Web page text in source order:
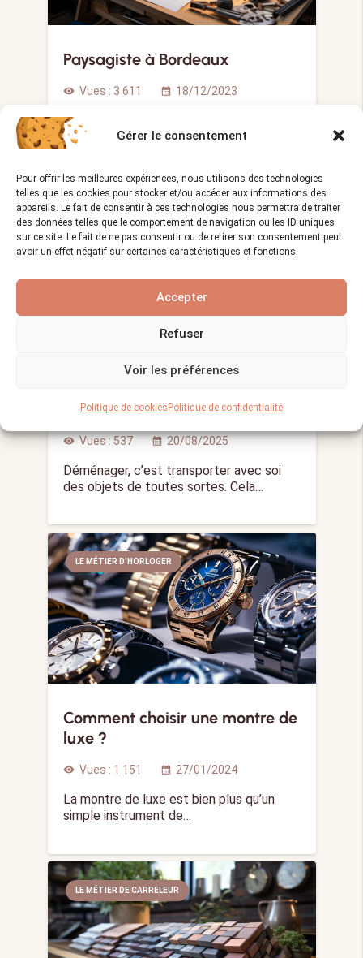
Gérer le consentement
Pour offrir les meilleures expériences, nous utilisons des technologies
telles que les cookies pour stocker et/ou accéder aux informations des
appareils. Le fait de consentir à ces technologies nous permettra de traiter
des données telles que le comportement de navigation ou les ID uniques
sur ce site. Le fait de ne pas consentir ou de retirer son consentement peut
avoir un effet négatif sur certaines caractéristiques et fonctions.
Accepter
Refuser
Voir les préférences
Politique de cookiesPolitique de confidentialité
Paysagiste à Bordeaux
visibility Vues : 3 611 calendar_month 18/12/2023
Filtres 741 résultats trouvés Vues Grille
Liste Carte Trier par A…
ACTUALITÉS
Top 8 du matériel indispensable
stress
visibility Vues :537 calendar_month 20/08/2025
Déménager, c’est transporter avec soi
des objets de toutes sortes. Cela…
LE MÉTIER D'HORLOGER
Comment choisir une montre de
luxe ?
visibility Vues : 1 151 calendar_month 27/01/2024
La montre de luxe est bien plus qu’un
simple instrument de…
LE MÉTIER DE CARRELEUR